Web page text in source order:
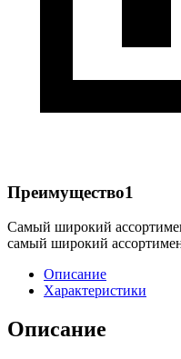
Преимущество1
Самый широкий
самый широкий
Описание
Характеристики
Описание